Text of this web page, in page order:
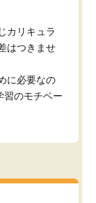
カリキュラ
はつきませ
に必要なの
習のモチベー